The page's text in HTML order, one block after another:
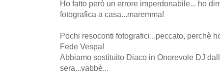
Ho fatto però un errore imperdonabile... ho
fotografica a casa...maremma!
Pochi resoconti fotografici...peccato, perchè
Fede Vespa!
Abbiamo sostituito Diaco in Onorevole DJ
sera...vabbè...